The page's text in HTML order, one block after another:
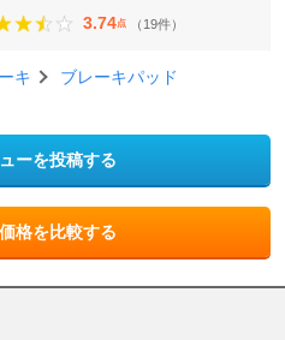
3.74点 （19件）
キ ブレーキパッド
ーを投稿する
格を比較する